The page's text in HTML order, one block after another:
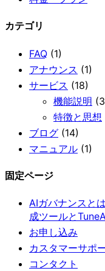
カテゴリ
FAQ (1)
アナウンス (1)
サービス (18)
機能説明
特徴と思想
ブログ (14)
マニュアル (1)
固定ページ
AIガバナンスと
成ツールと
お申し込み
カスタマーサポ
コンタクト